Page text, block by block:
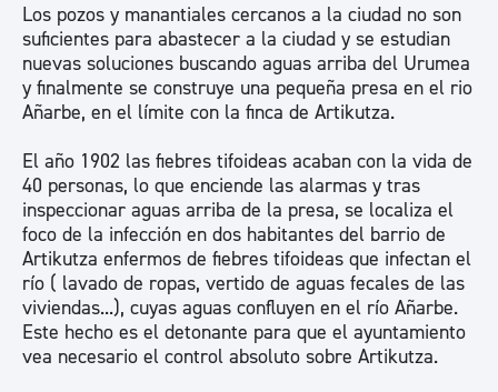
Los pozos y manantiales cercanos a la ciudad no son
suficientes para abastecer a la ciudad y se estudian
nuevas soluciones buscando aguas arriba del Urumea
y finalmente se construye una pequeña presa en el rio
Añarbe, en el límite con la finca de Artikutza.
El año 1902 las fiebres tifoideas acaban con la vida de
40 personas, lo que enciende las alarmas y tras
inspeccionar aguas arriba de la presa, se localiza el
foco de la infección en dos habitantes del barrio de
Artikutza enfermos de fiebres tifoideas que infectan el
río ( lavado de ropas, vertido de aguas fecales de las
viviendas...), cuyas aguas confluyen en el río Añarbe.
Este hecho es el detonante para que el ayuntamiento
vea necesario el control absoluto sobre Artikutza.